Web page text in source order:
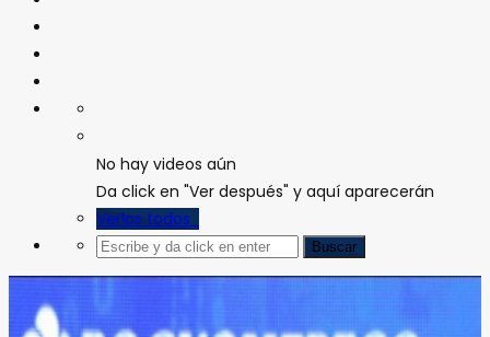
No hay videos aún
Da click en "Ver después" y aquí aparecerán
Verlos todos